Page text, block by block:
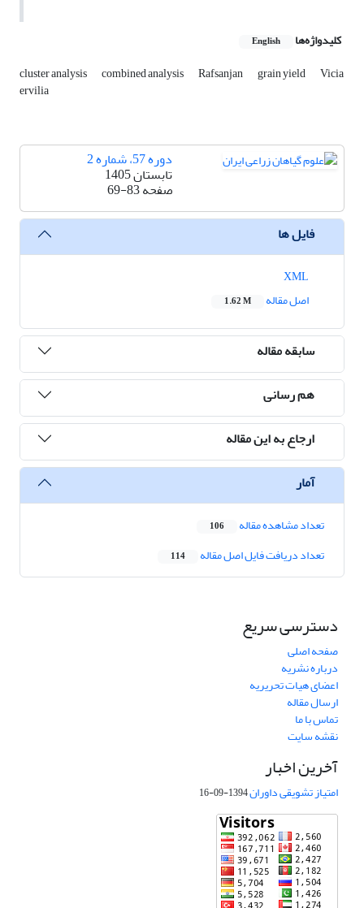
کلیدواژه‌ها English
cluster analysis combined analysis Rafsanjan grain yield Vicia
ervilia
دوره 57، شماره 2
تابستان 1405
صفحه69-83
فایل ها
اصل مقاله
1.62 M
سابقه مقاله
هم رسانی
ارجاع به این مقاله
آمار
تعداد مشاهده مقاله 106
تعداد دریافت فایل اصل مقاله 114
دسترسی سریع
صفحه اصلی
درباره نشریه
اعضای هیات تحریریه
ارسال مقاله
تماس با ما
نقشه سایت
آخرین اخبار
امتیاز تشویقی داوران1394-09-16